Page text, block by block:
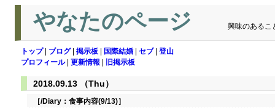
やなたのページ 興味のあるこ
トップ| ブログ| 掲示板 国際結婚 セブ| 登山
プロフィール| 更新情報 旧掲示板
2018.09.13 （Thu）
［/Diary： 食事内容(9/13)］